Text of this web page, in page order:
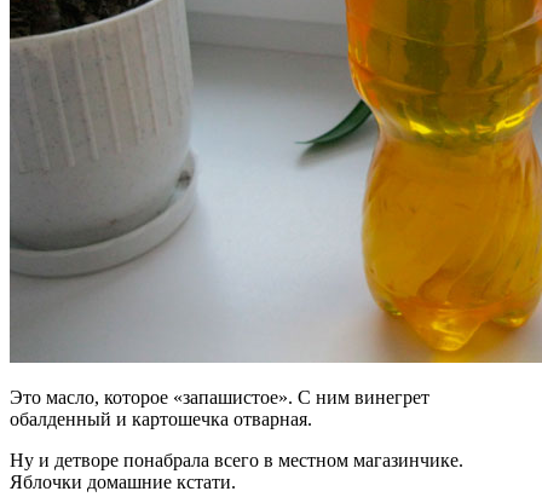
Это масло, которое «запашистое». С ним винегрет
обалденный и картошечка отварная.
Ну и детворе понабрала всего в местном магазинчике.
Яблочки домашние кстати.